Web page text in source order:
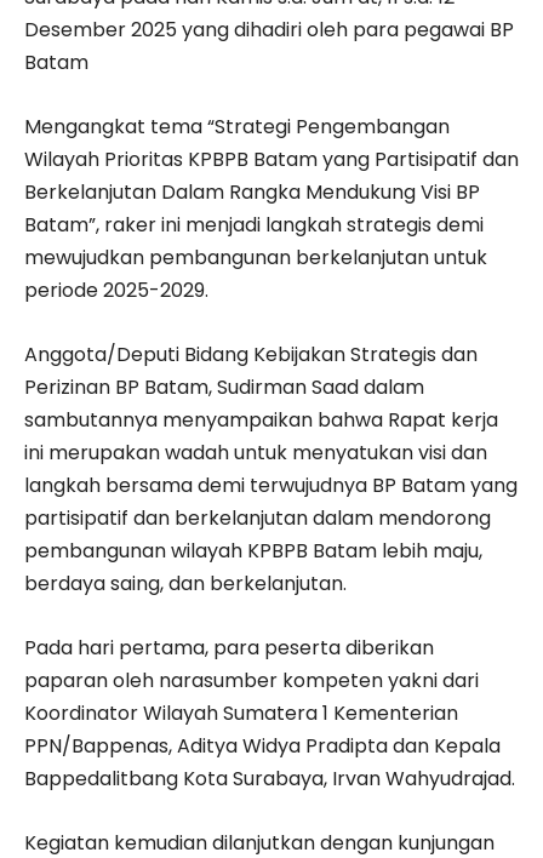
Desember 2025 yang dihadiri oleh para pegawai BP
Batam
Mengangkat tema “Strategi Pengembangan
Wilayah Prioritas KPBPB Batam yang Partisipatif dan
Berkelanjutan Dalam Rangka Mendukung Visi BP
Batam”, raker ini menjadi langkah strategis demi
mewujudkan pembangunan berkelanjutan untuk
periode 2025-2029.
Anggota/Deputi Bidang Kebijakan Strategis dan
Perizinan BP Batam, Sudirman Saad dalam
sambutannya menyampaikan bahwa Rapat kerja
ini merupakan wadah untuk menyatukan visi dan
langkah bersama demi terwujudnya BP Batam yang
partisipatif dan berkelanjutan dalam mendorong
pembangunan wilayah KPBPB Batam lebih maju,
berdaya saing, dan berkelanjutan.
Pada hari pertama, para peserta diberikan
paparan oleh narasumber kompeten yakni dari
Koordinator Wilayah Sumatera 1 Kementerian
PPN/Bappenas, Aditya Widya Pradipta dan Kepala
Bappedalitbang Kota Surabaya, Irvan Wahyudrajad.
Kegiatan kemudian dilanjutkan dengan kunjungan